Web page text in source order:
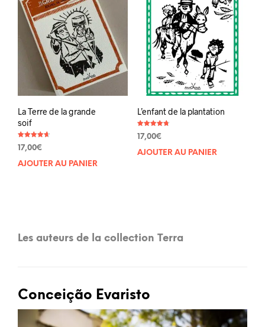
La Terre de la grande
soif
Note
4.67
17,00€
AJOUTER AU PANIER
L’enfant de la plantation
Note
4.71
17,00€
AJOUTER AU PANIER
Les auteurs de la collection Terra
Conceição Evaristo